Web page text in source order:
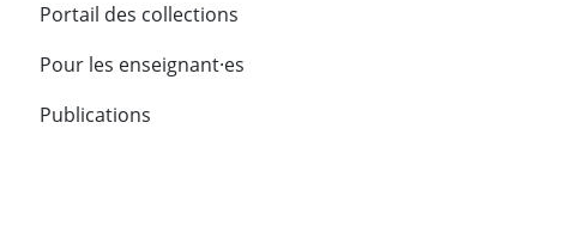
Portail des collections
Pour les enseignant·es
Publications